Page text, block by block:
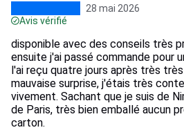
28 mai 2026
Avis vérifié
disponible avec des conseils très
ensuite j'ai passé commande pour
l'ai reçu quatre jours après très
mauvaise surprise, j'étais très
vivement. Sachant que je suis de
de Paris, très bien emballé aucun
carton.